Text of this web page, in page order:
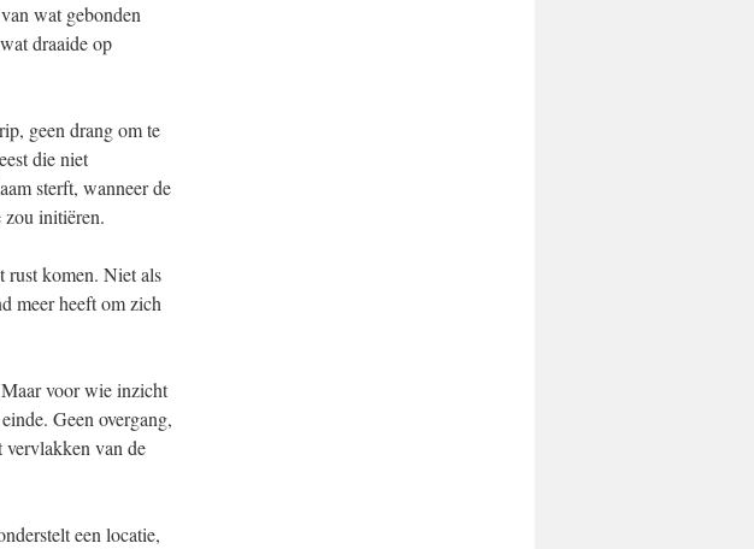
wat gebonden
draaide op
geen drang om te
die niet
sterft, wanneer de
zou initiëren.
komen. Niet als
meer heeft om zich
voor wie inzicht
Geen overgang,
vervlakken van de
een locatie,